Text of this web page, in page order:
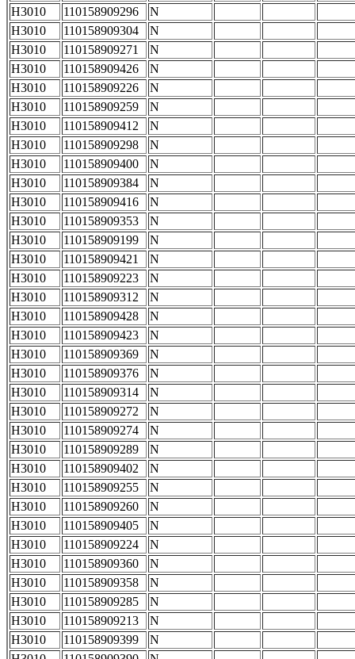
H3010
110158909296
N
H3010
110158909304
N
H3010
110158909271
N
H3010
110158909426
N
H3010
110158909226
N
H3010
110158909259
N
H3010
110158909412
N
H3010
110158909298
N
H3010
110158909400
N
H3010
110158909384
N
H3010
110158909416
N
H3010
110158909353
N
H3010
110158909199
N
H3010
110158909421
N
H3010
110158909223
N
H3010
110158909312
N
H3010
110158909428
N
H3010
110158909423
N
H3010
110158909369
N
H3010
110158909376
N
H3010
110158909314
N
H3010
110158909272
N
H3010
110158909274
N
H3010
110158909289
N
H3010
110158909402
N
H3010
110158909255
N
H3010
110158909260
N
H3010
110158909405
N
H3010
110158909224
N
H3010
110158909360
N
H3010
110158909358
N
H3010
110158909285
N
H3010
110158909213
N
H3010
110158909399
N